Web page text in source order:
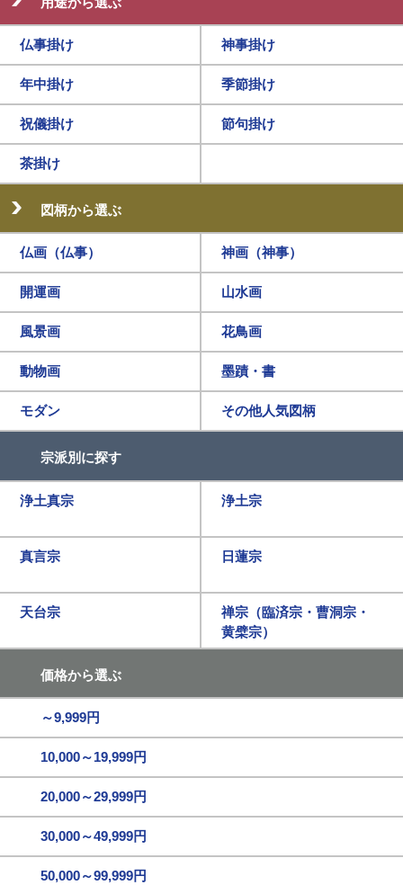
仏事掛け 神事掛け
年中掛け 季節掛け
祝儀掛け 節句掛け
茶掛け
図柄から選ぶ
仏画（仏事） 神画（神事）
開運画 山水画
風景画 花鳥画
動物画 墨蹟・書
モダン その他人気図柄
宗派別に探す
浄土真宗 浄土宗
真言宗 日蓮宗
天台宗
禅宗（臨済宗・曹洞宗・
黄檗宗）
価格から選ぶ
～9,999円
10,000～19,999円
20,000～29,999円
30,000～49,999円
50,000～99,999円